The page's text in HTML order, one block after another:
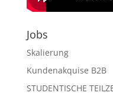
Jobs
Skalierung
Kundenakquise B2B
STUDENTISCHE